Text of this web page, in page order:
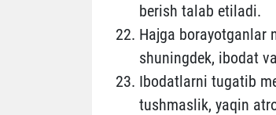
berish talab etiladi.
Hajga
shuningdek, ibodat
Ibodatlarni tugatib
tushmaslik, yaqin